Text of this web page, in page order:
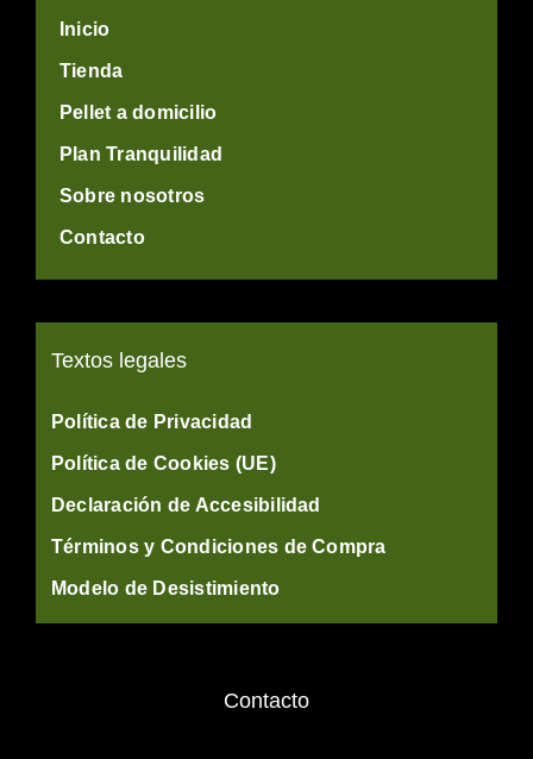
Inicio
Tienda
Pellet a domicilio
Plan Tranquilidad
Sobre nosotros
Contacto
Textos legales
Política de Privacidad
Política de Cookies (UE)
Declaración de Accesibilidad
Términos y Condiciones de Compra
Modelo de Desistimiento
Contacto